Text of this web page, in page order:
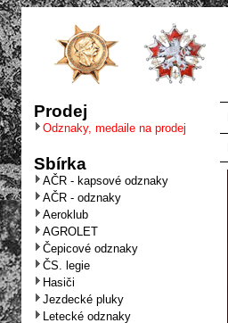
Prodej
Odznaky, medaile na prodej
Sbírka
AČR - kapsové odznaky
AČR - odznaky
Aeroklub
AGROLET
Čepicové odznaky
ČS. legie
Hasiči
Jezdecké pluky
Letecké odznaky